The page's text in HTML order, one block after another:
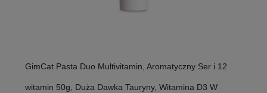
GimCat Pasta Duo Multivitamin, Aromatyczny Ser i 12
witamin 50g, Duża Dawka Tauryny, Witamina D3 W